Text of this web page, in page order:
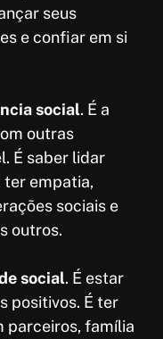
seus
e confiar em si
social. É a
outras
É saber lidar
ter empatia,
sociais e
outros.
social. É estar
positivos. É ter
parceiros, família